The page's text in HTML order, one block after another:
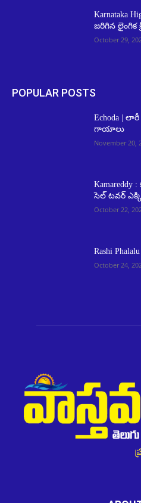
Karnataka
జరిగిన లైంగిక
October 29,
POPULAR POSTS
Echoda |
గాయాలు
November 20,
Kamareddy
సెల్‌ టవర్‌
October 22,
Rashi
October 24,